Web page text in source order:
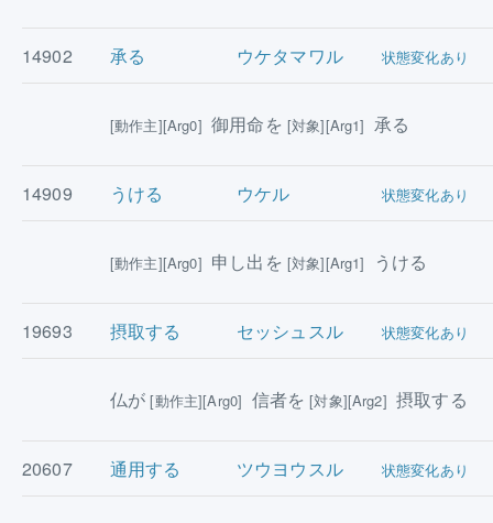
14902 承る ウケタマワル 状態変化あり
[動作主][Arg0] 御用命を [対象][Arg1] 承る
14909 うける ウケル 状態変化あり
[動作主][Arg0] 申し出を [対象][Arg1] うける
19693 摂取する セッシュスル 状態変化あり
仏が[動作主][Arg0] 信者を[対象][Arg2] 摂取する
20607 通用する ツウヨウスル 状態変化あり